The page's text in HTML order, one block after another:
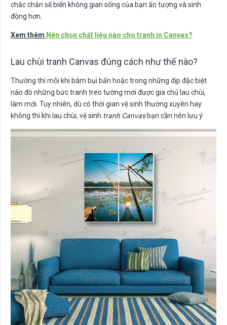
chắc chắn sẽ biến không gian sống của bạn ấn tượng và sinh
động hơn.
Xem thêm Nên chọn chất liệu nào cho tranh in Canvas?
Lau chùi tranh Canvas đúng cách như thế nào?
Thường thì mỗi khi bám bụi bẩn hoặc trong những dịp đặc biệt
nào đó những bức tranh treo tường mới được gia chủ lau chùi,
làm mới. Tuy nhiên, dù có thời gian vệ sinh thường xuyên hay
không thì khi lau chùi, vệ sinh tranh Canvasbạn cần nên lưu ý: